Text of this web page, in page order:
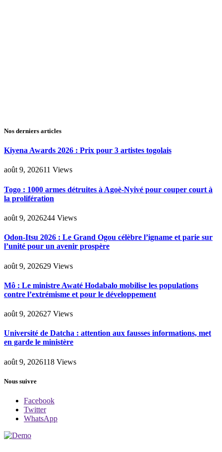
Nos derniers articles
Kiyena Awards 2026 : Prix pour 3 artistes togolais
août 9, 202611 Views
Togo : 1000 armes détruites à Agoè-Nyivé pour couper court à
la prolifération
août 9, 2026244 Views
Odon-Itsu 2026 : Le Grand Ogou célèbre l’igname et parie sur
l’unité pour un avenir prospère
août 9, 202629 Views
Mô : Le ministre Awaté Hodabalo mobilise les populations
contre l’extrémisme et pour le développement
août 9, 202627 Views
Université de Datcha : attention aux fausses informations, met
en garde le ministère
août 9, 2026118 Views
Nous suivre
Facebook
Twitter
WhatsApp